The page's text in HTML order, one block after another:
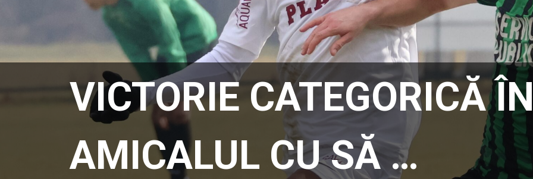
VICTORIE CATEGORICĂ
AMICALUL CU SĂ …